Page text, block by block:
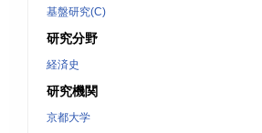
基盤研究(C)
研究分野
経済史
研究機関
京都大学